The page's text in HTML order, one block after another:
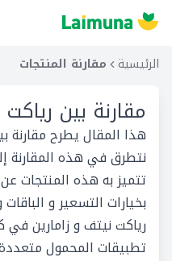
الرئيسية مقارنة المنتجات
مقارنة بين
هذا المقال يطرح مقارنة
نتطرق في هذه المقارنة
تتميز به هذه المنتجات
بخيارات التسعير و
رياكت نيتف و زامارين
تطبيقات المحمول